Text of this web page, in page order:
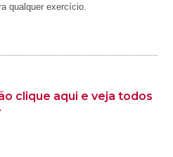
qualquer exercício.
clique aqui e veja todos